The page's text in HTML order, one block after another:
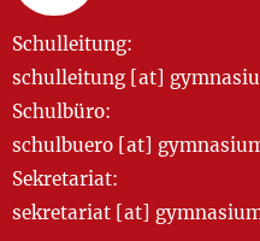
Schulleitung:
schulleitung [at]
Schulbüro:
schulbuero [at]
Sekretariat:
sekretariat [at]